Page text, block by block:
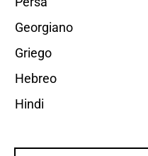
Georgiano
Griego
Hebreo
Hindi